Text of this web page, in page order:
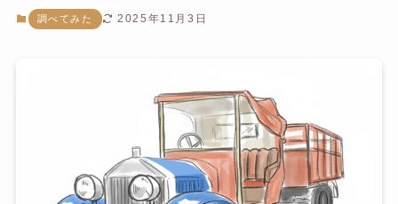
調べてみた 2025年11月3日